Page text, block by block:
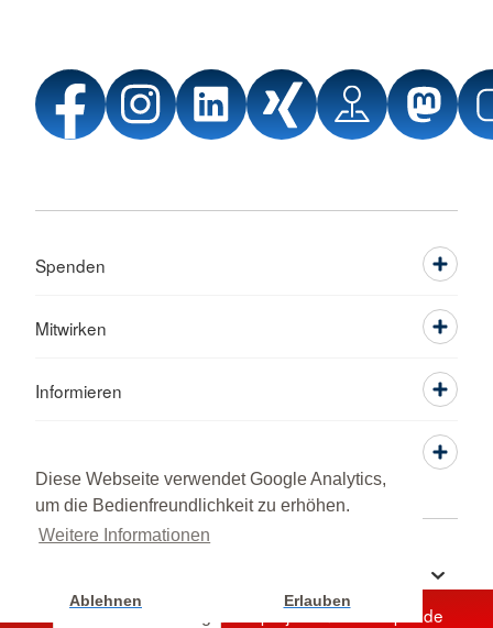
Diese Webseite verwendet Google Analytics,
um die Bedienfreundlichkeit zu erhöhen.
Weitere Informationen
Ablehnen Erlauben
Unterstützen Sie jetzt ein Hilfsprojekt mit Ihrer Spende
Spenden
Mitwirken
Informieren